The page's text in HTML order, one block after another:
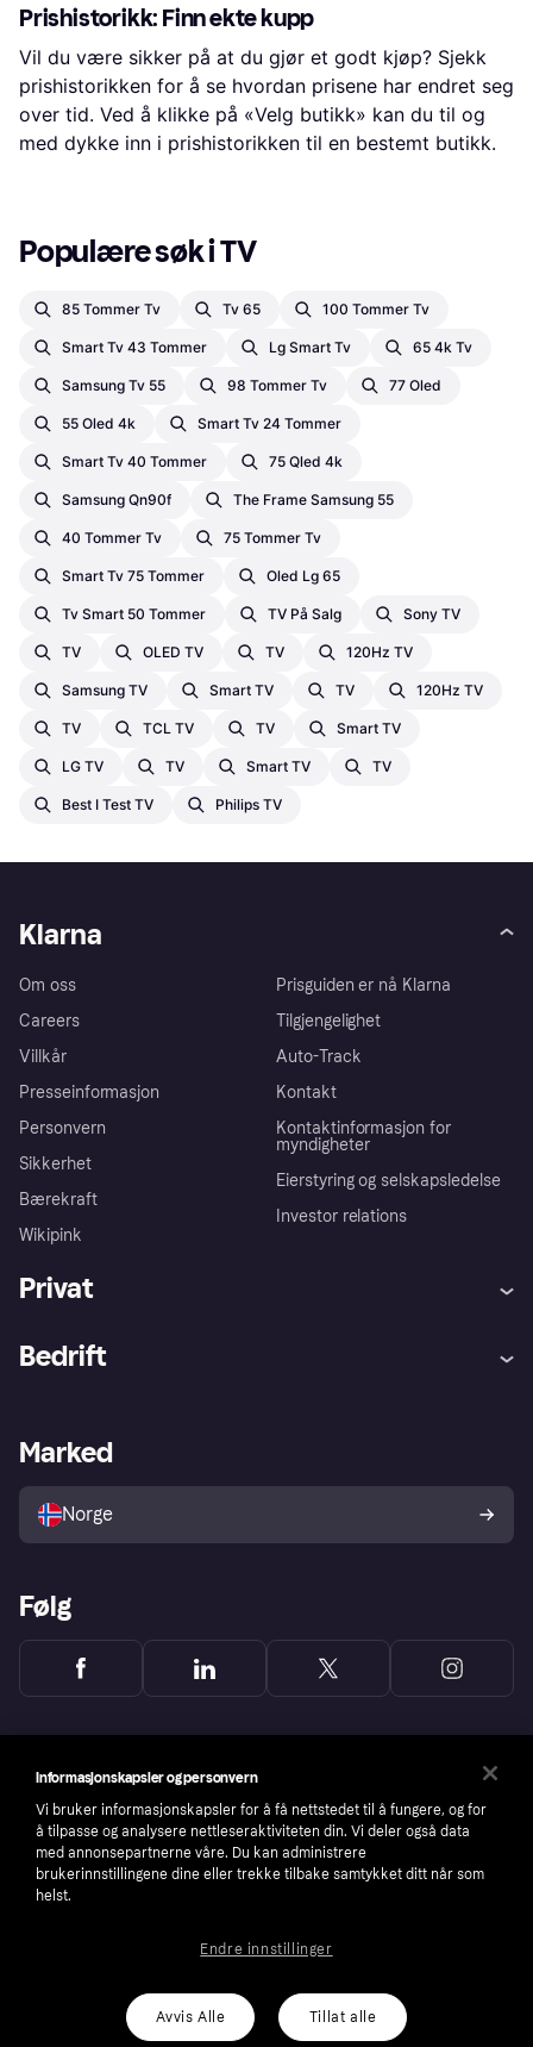
Prishistorikk: Finn ekte kupp
Vil du være sikker på at du gjør et godt kjøp? Sjekk
prishistorikken for å se hvordan prisene har endret seg
over tid. Ved å klikke på «Velg butikk» kan du til og
med dykke inn i prishistorikken til en bestemt butikk.
Populære søk i TV
85 Tommer Tv Tv 65 100 Tommer Tv
Smart Tv 43 Tommer Lg Smart Tv 65 4k Tv
Samsung Tv 55 98 Tommer Tv 77 Oled
55 Oled 4k Smart Tv 24 Tommer
Smart Tv 40 Tommer 75 Qled 4k
Samsung Qn90f The Frame Samsung 55
40 Tommer Tv 75 Tommer Tv
Smart Tv 75 Tommer Oled Lg 65
Tv Smart 50 Tommer TV På Salg Sony TV
TV OLED TV TV 120Hz TV
Samsung TV Smart TV TV 120Hz TV
TV TCL TV TV Smart TV
LG TV TV Smart TV TV
Best I Test TV Philips TV
Klarna
Om oss
Careers
Villkår
Presseinformasjon
Personvern
Sikkerhet
Bærekraft
Wikipink
Prisguiden er nå Klarna
Tilgjengelighet
Auto-Track
Kontakt
Kontaktinformasjon for
myndigheter
Eierstyring og selskapsledelse
Investor relations
Privat
Utforsk butikker
Bedrift
Merchant portal
Marked
Norge
Følg
number: 556737-0431
Cookies Klarna.com
Informasjonskapsler og personvern
Vi bruker informasjonskapsler for å få nettstedet til å fungere, og for
å tilpasse og analysere nettleseraktiviteten din. Vi deler også data
med annonsepartnerne våre. Du kan administrere
brukerinnstillingene dine eller trekke tilbake samtykket ditt når som
helst.
Avvis Alle Tillat alle
Endre innstillinger